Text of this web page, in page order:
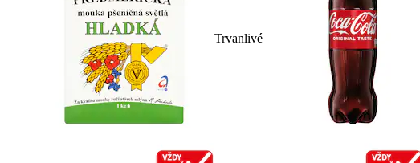
Trvanlivé